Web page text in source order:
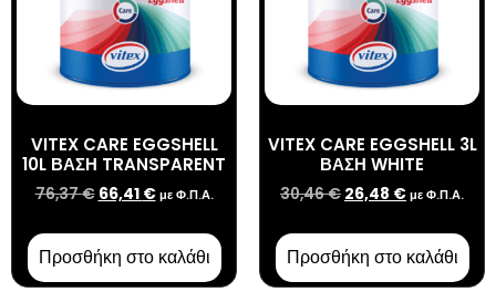
VITEX CARE EGGSHELL
10L ΒΑΣΗ TRANSPARENT
76,37€ 66,41 € με Φ.Π.Α.
Προσθήκη στο καλάθι
VITEX CARE EGGSHELL 3L
ΒΑΣΗ WHITE
30,46€ 26,48 €με Φ.Π.Α.
Προσθήκη στο καλάθι